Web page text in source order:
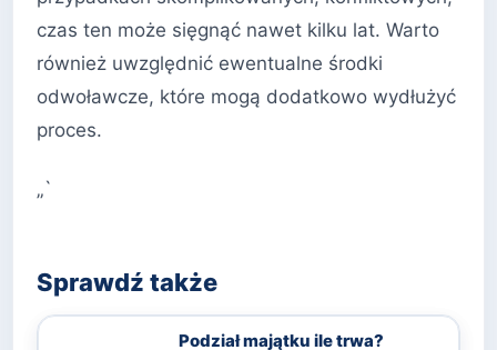
czas ten może sięgnąć nawet kilku lat. Warto
również uwzględnić ewentualne środki
odwoławcze, które mogą dodatkowo wydłużyć
proces.
„`
Sprawdź także
Podział majątku ile trwa?